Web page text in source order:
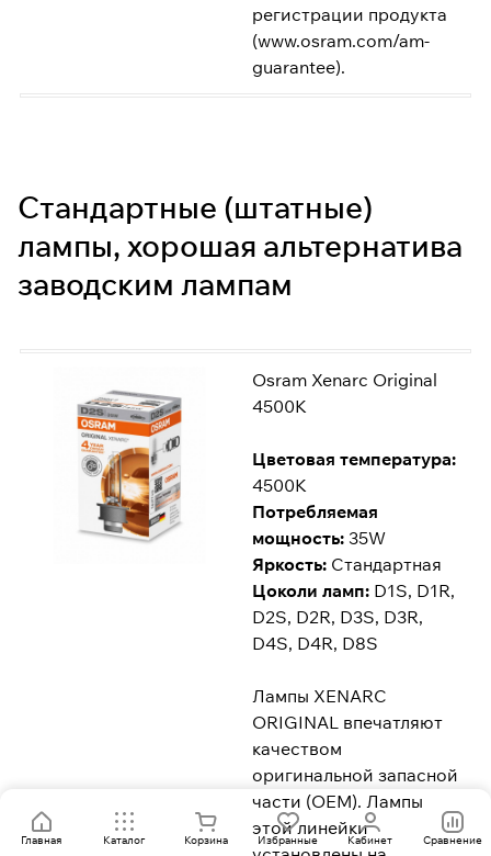
регистрации продукта
(www.osram.com/am-
guarantee).
Стандартные (штатные)
лампы, хорошая альтернатива
заводским лампам
Osram Xenarc Original
4500K
Цветовая температура:
4500K
Потребляемая
мощность: 35W
Яркость: Стандартная
Цоколи ламп: D1S, D1R,
D2S, D2R, D3S, D3R,
D4S, D4R, D8S
Лампы XENARC
ORIGINAL впечатляют
качеством
оригинальной запасной
части (ОЕМ). Лампы
этой линейки
Главная Каталог Корзина Избранные Кабинет Сравнение